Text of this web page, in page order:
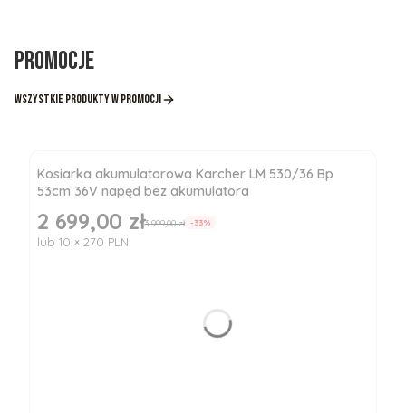
Promocje
Wszystkie produkty w promocji
Kosiarka akumulatorowa Karcher LM 530/36 Bp
53cm 36V napęd bez akumulatora
Cena promocyjna
2 699,00 zł3 999,00 zł -33%
lub 10 × 270 PLN